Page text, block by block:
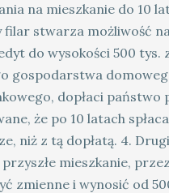
na mieszkanie do 10
stwarza możliwość
do wysokości 500 tys.
gospodarstwa
dopłaci państwo
że po 10 latach
niż z tą dopłatą. 4.
mieszkanie, przez
zmienne i wynosić od